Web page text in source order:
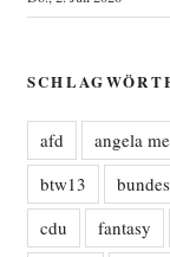
afd angela
btw13
cdu
fantasy